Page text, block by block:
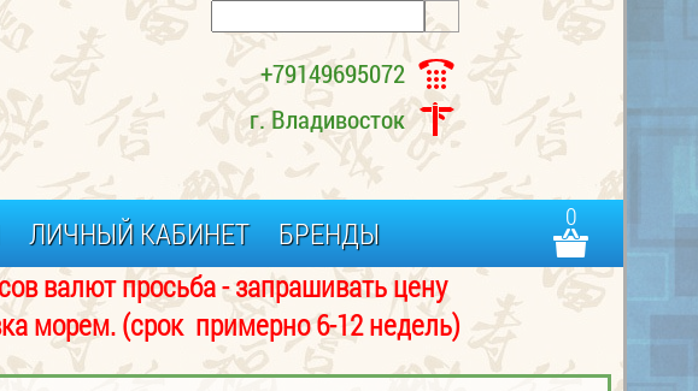
+79149695072
г. Владивосток
0
ЛИЧНЫЙ КАБИНЕТ
БРЕНДЫ
- запрашивать цену
(срок примерно 6-12 недель)